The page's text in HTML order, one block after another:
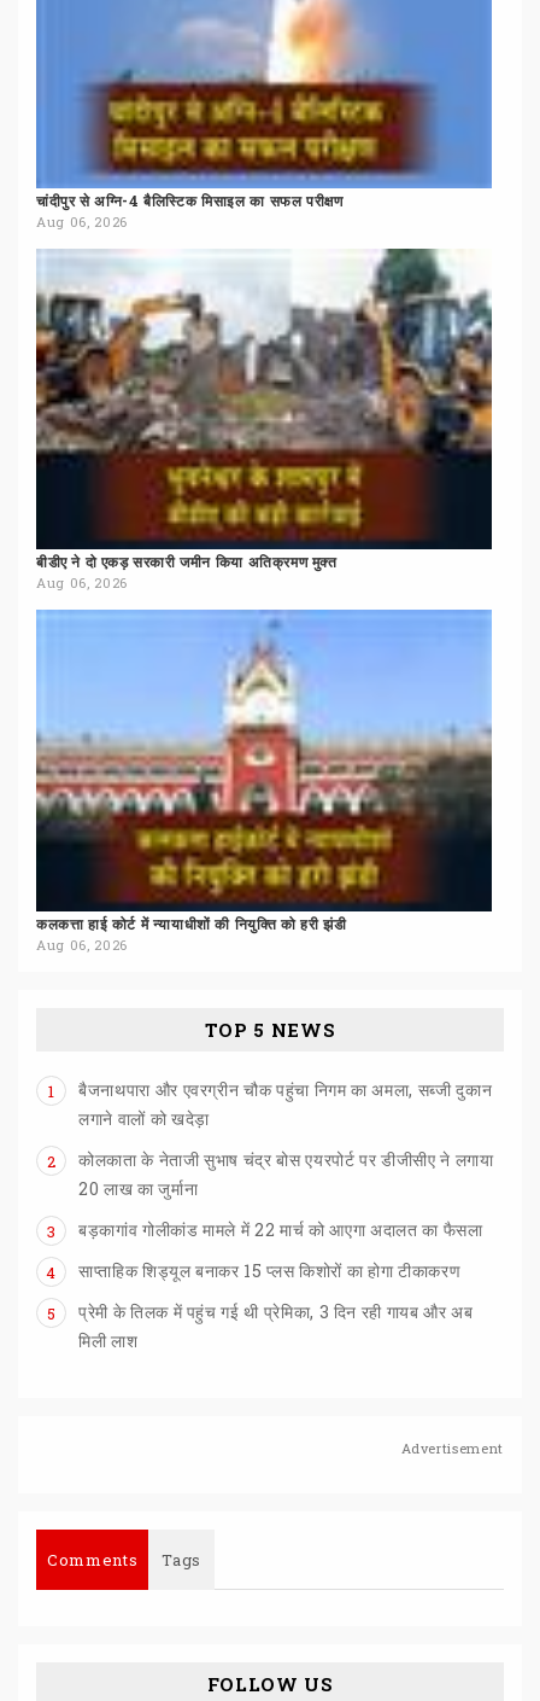
चांदीपुर से अग्नि-4 बैलिस्टिक मिसाइल का सफल परीक्षण
Aug 06, 2026
बीडीए ने दो एकड़ सरकारी जमीन किया अतिक्रमण मुक्त
Aug 06, 2026
कलकत्ता हाई कोर्ट में न्यायाधीशों की नियुक्ति को हरी झंडी
Aug 06, 2026
TOP 5 NEWS
1
बैजनाथपारा और एवरग्रीन चौक पहुंचा निगम का अमला, सब्जी दुकान
लगाने वालों को खदेड़ा
2
कोलकाता के नेताजी सुभाष चंद्र बोस एयरपोर्ट पर डीजीसीए ने लगाया
20 लाख का जुर्माना
3 बड़कागांव गोलीकांड मामले में22 मार्च कोआएगाअदालत का फैसला
4 साप्ताहिकशिड्यूलबनाकर 15 प्लसकिशोरों काहोगाटीकाकरण
5
प्रेमी के तिलक में पहुंच गई थी प्रेमिका, 3 दिन रही गायब और अब
मिली लाश
Advertisement
Comments Tags
FOLLOW US